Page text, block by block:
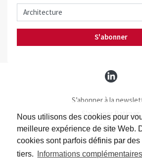
Nous utilisons des cookies pour
meilleure expérience de site Web.
cookies sont parfois définis par
tiers.
Informations complémentaires
S'abonner
S’abonner à la
S’abonner Batimag
Contact
Impressum
Protection des